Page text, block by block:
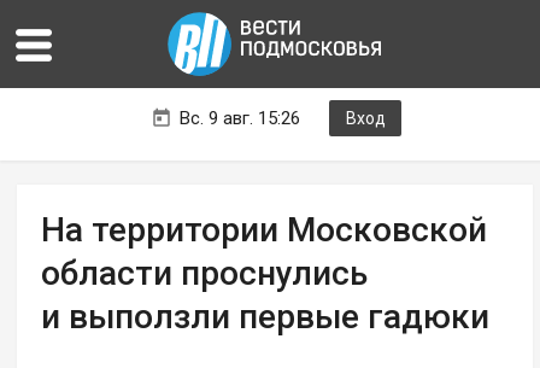
Вс. 9 авг. 15:26 Вход
На территории Московской
области проснулись
и выползли первые гадюки